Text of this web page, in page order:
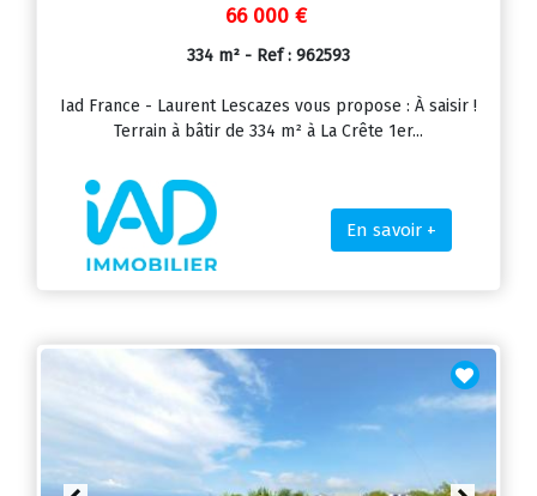
66 000 €
334 m² - Ref : 962593
Iad France - Laurent Lescazes vous propose : À saisir !
Terrain à bâtir de 334 m² à La Crête 1er...
En savoir +